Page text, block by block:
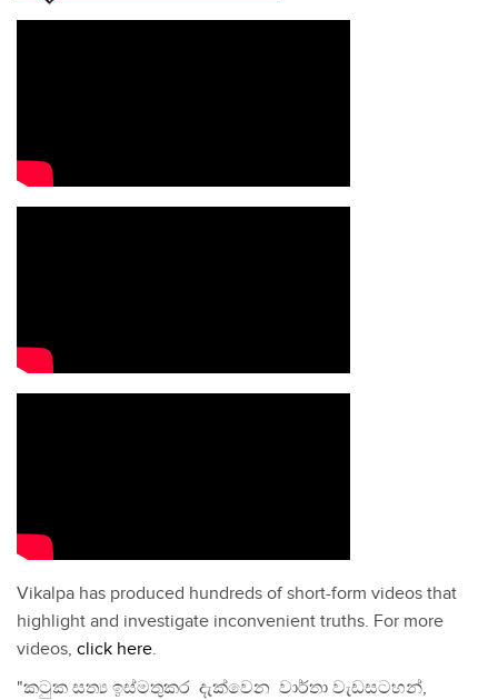
Vikalpa has produced hundreds of short-form videos that
highlight and investigate inconvenient truths. For more
videos, click here.
"කටුක සත්‍ය ඉස්මතුකර දැක්වෙන වාර්තා වැඩසටහන්,